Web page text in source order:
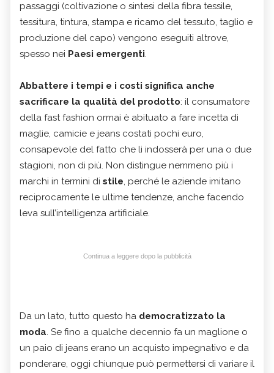
passaggi (coltivazione o sintesi della fibra tessile,
tessitura, tintura, stampa e ricamo del tessuto, taglio e
produzione del capo) vengono eseguiti altrove,
spesso nei Paesi emergenti.
Abbattere i tempi e i costi significa anche
sacrificare la qualità del prodotto: il consumatore
della fast fashion ormai è abituato a fare incetta di
maglie, camicie e jeans costati pochi euro,
consapevole del fatto che li indosserà per una o due
stagioni, non di più. Non distingue nemmeno più i
marchi in termini di stile, perché le aziende imitano
reciprocamente le ultime tendenze, anche facendo
leva sull’intelligenza artificiale.
Continua a leggere dopo la pubblicità
Da un lato, tutto questo ha democratizzato la
moda. Se fino a qualche decennio fa un maglione o
un paio di jeans erano un acquisto impegnativo e da
ponderare, oggi chiunque può permettersi di variare il